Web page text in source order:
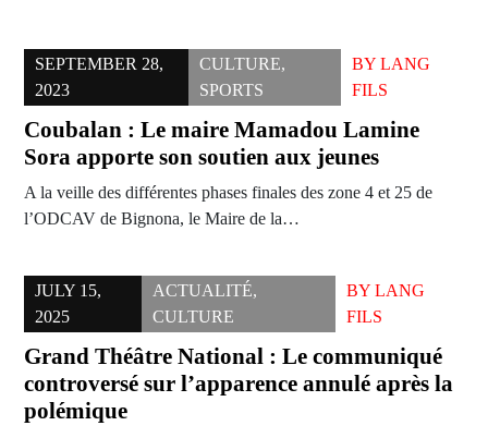
SEPTEMBER 28,
2023
CULTURE,
SPORTS
BYLANG
FILS
Coubalan : Le maire Mamadou Lamine
Sora apporte son soutien aux jeunes
A la veille des différentes phases finales des zone 4 et 25 de
l’ODCAV de Bignona, le Maire de la…
JULY 15,
2025
ACTUALITÉ,
CULTURE
BY LANG
FILS
Grand Théâtre National : Le communiqué
controversé sur l’apparence annulé après la
polémique